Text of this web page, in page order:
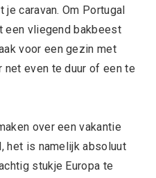
caravan. Om Portugal
een vliegend bakbeest
voor een gezin met
even te duur of een te
over een vakantie
het is namelijk absoluut
stukje Europa te